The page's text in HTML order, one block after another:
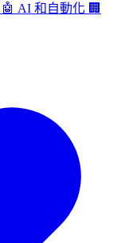
🤖 AI 和自動化 🏢